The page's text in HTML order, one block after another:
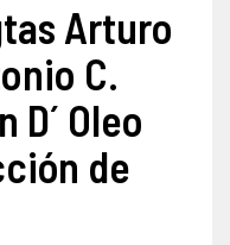
Arturo
C.
Oleo
de